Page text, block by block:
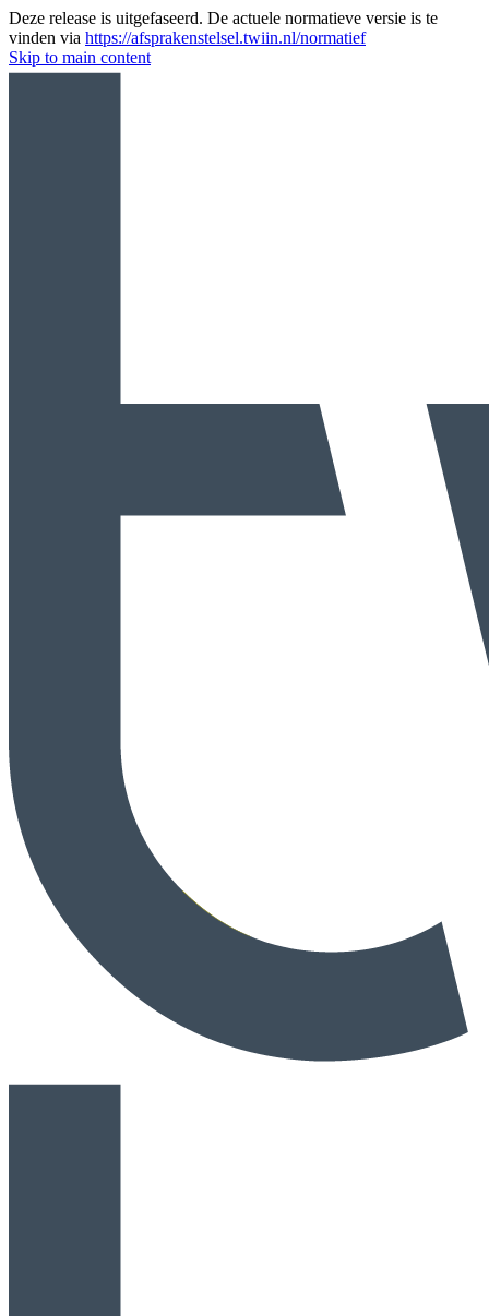
Deze release is uitgefaseerd. De actuele normatieve versie is te
vinden via https://afsprakenstelsel.twiin.nl/normatief
Skip to main content